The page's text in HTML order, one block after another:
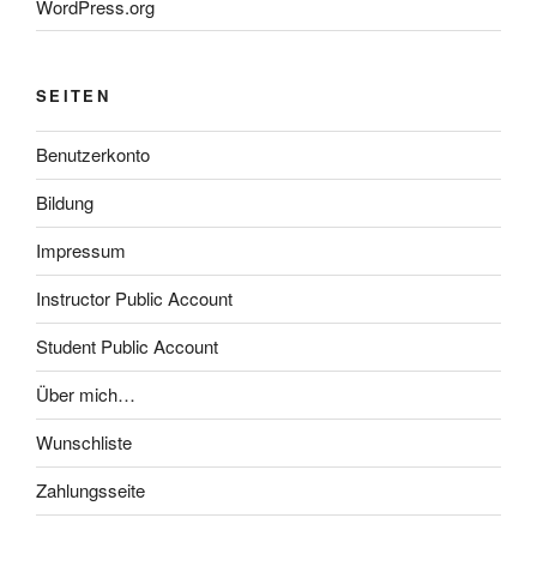
WordPress.org
SEITEN
Benutzerkonto
Bildung
Impressum
Instructor Public Account
Student Public Account
Über mich…
Wunschliste
Zahlungsseite